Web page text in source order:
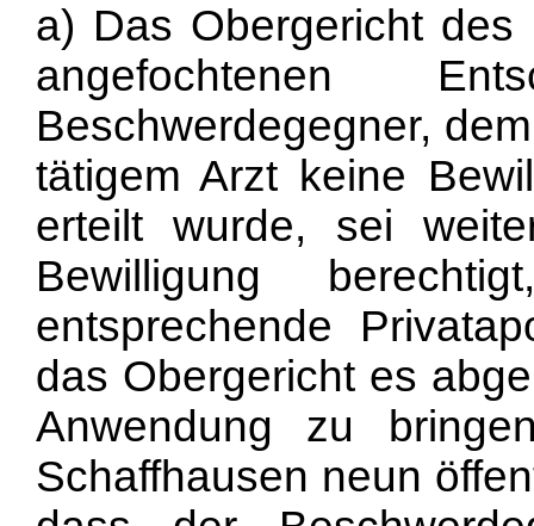
a) Das Obergericht
angefochtenen
Beschwerdegegner,
tätigem Arzt keine
erteilt wurde, sei
Bewilligung
entsprechende
das Obergericht es
Anwendung zu
Schaffhausen neun